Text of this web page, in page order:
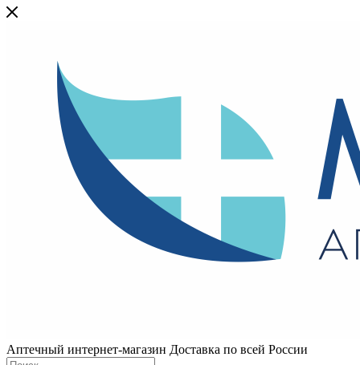
Аптечный интернет-магазин Доставка по всей России